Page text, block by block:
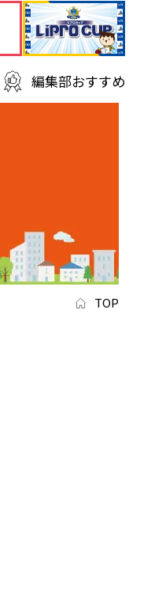
編集部おすすめ
TOP